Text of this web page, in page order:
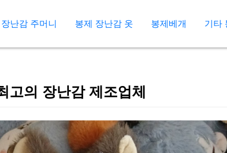
난감 주머니 봉제 장난감 옷 봉제베개 기타
고의 장난감 제조업체